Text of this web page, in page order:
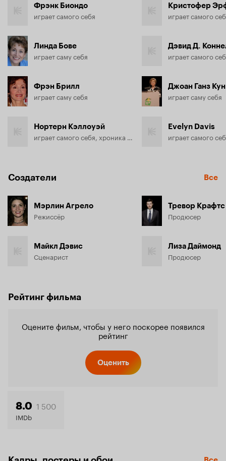
Фрэнк Биондо
играет самого себя
Линда Бове
играет саму себя
Фрэн Брилл
играет саму себя
Нортерн Кэллоуэй
Кристофер
играет самого
Дэвид Д.
играет самого
Джоан Ганз
играет саму себя
Evelyn Davis
играет самого
Создатели Все
Мэрлин Агрело
Режиссёр
Майкл Дэвис
Сценарист
Тревор Крафтс
Продюсер
Лиза Даймонд
Продюсер
Рейтинг фильма
Оцените фильм, чтобы у него поскорее появился
рейтинг
Оценить
8.0 1 500
IMDb